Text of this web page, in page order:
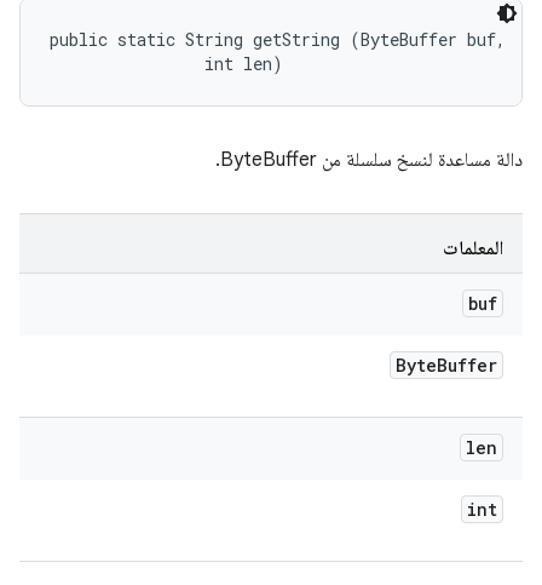
public static String getString (ByteBuffer buf,
                int len)
دالة مساعدة لنسخ سلسلة من ByteBuffer.
المعلمات
buf
ByteBuffer
len
int